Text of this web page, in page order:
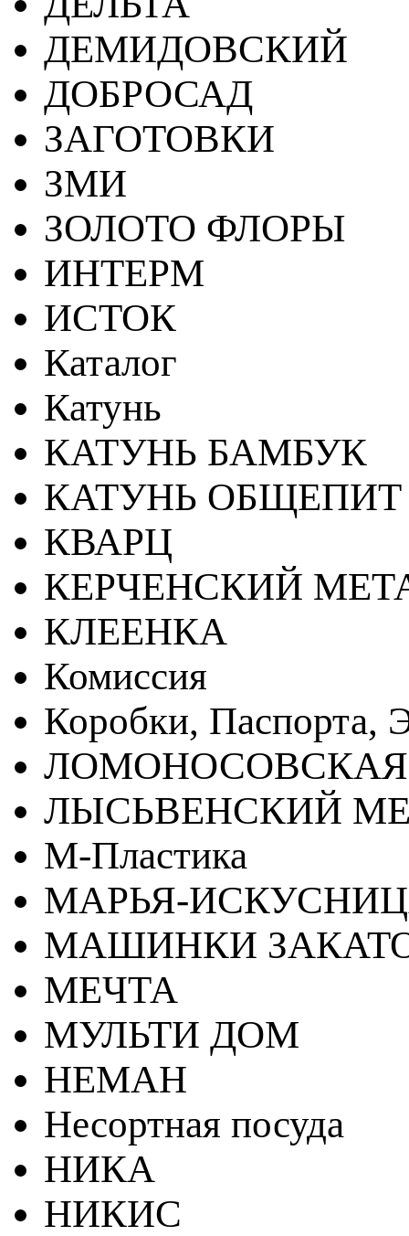
ДЕМИДОВСКИЙ
ДОБРОСАД
ЗАГОТОВКИ
ЗМИ
ЗОЛОТО ФЛОРЫ
ИНТЕРМ
ИСТОК
Каталог
Катунь
КАТУНЬ БАМБУК
КАТУНЬ ОБЩЕПИТ
КВАРЦ
КЕРЧЕНСКИЙ
КЛЕЕНКА
Комиссия
Коробки, Паспорта,
ЛЫСЬВЕНСКИЙ
М-Пластика
МАРЬЯ-
МАШИНКИ
МЕЧТА
МУЛЬТИ ДОМ
НЕМАН
Несортная посуда
НИКА
НИКИС